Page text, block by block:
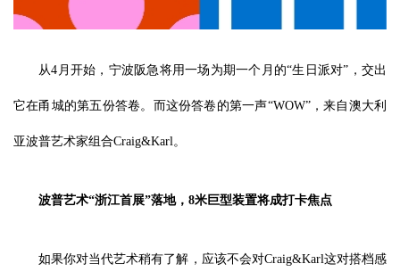
从4月开始，宁波阪急将用一场为期一个月的“生日派对”，交出
它在甬城的第五份答卷。而这份答卷的第一声“WOW”，来自澳大利
亚波普艺术家组合Craig&Karl。
波普艺术“浙江首展”落地，8米巨型装置将成打卡焦点
如果你对当代艺术稍有了解，应该不会对Craig&Karl这对搭档感